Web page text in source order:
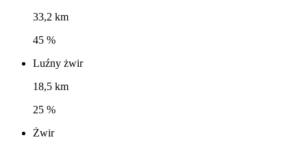
33,2 km
45 %
Luźny żwir
18,5 km
25 %
Żwir